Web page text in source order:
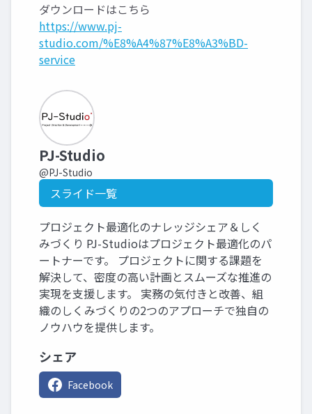
ダウンロードはこちら
https://www.pj-
studio.com/%E8%A4%87%E8%A3%BD-
service
PJ-Studio
@PJ-Studio
スライド一覧
プロジェクト最適化のナレッジシェア＆しく
みづくり PJ-Studioはプロジェクト最適化のパ
ートナーです。 プロジェクトに関する課題を
解決して、密度の高い計画とスムーズな推進の
実現を支援します。 実務の気付きと改善、組
織のしくみづくりの2つのアプローチで独自の
ノウハウを提供します。
シェア
Facebook